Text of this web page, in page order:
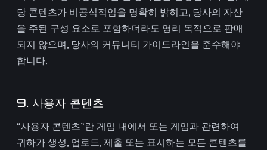
당 콘텐츠가 비공식적임을 명확히 밝히고, 당사의 자산
을 주된 구성 요소로 포함하더라도 영리 목적으로 판매
되지 않으며, 당사의 커뮤니티 가이드라인을 준수해야
합니다.
9. 사용자 콘텐츠
“사용자 콘텐츠”란 게임 내에서 또는 게임과 관련하여
귀하가 생성, 업로드, 제출 또는 표시하는 모든 콘텐츠를